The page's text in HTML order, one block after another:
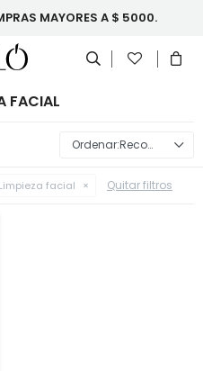
MAYORES A $ 5000.
FACIAL
Recomendados
Limpieza facial Quitar filtros